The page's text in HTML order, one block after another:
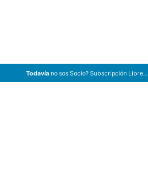
Todavíano sos Socio? Subscripción Libre...